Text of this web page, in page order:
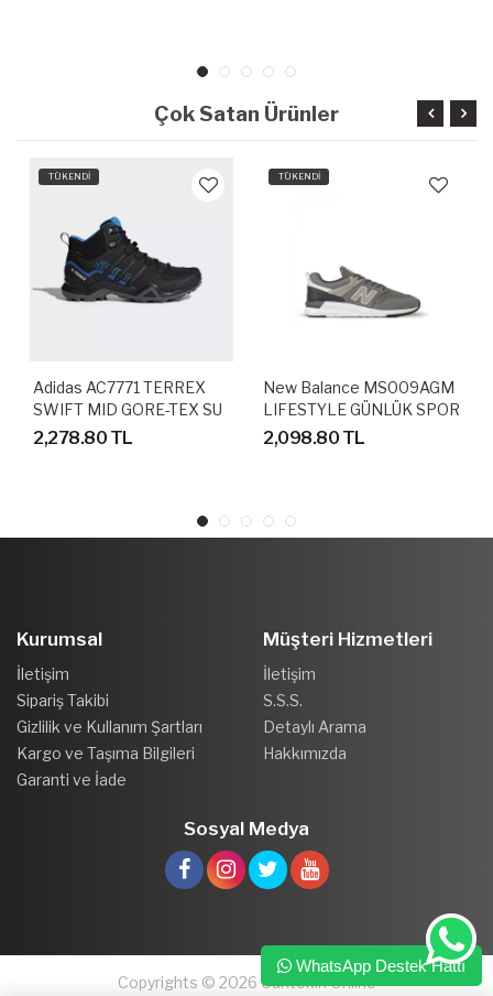
Çok Satan Ürünler
TÜKENDİ
Adidas AC7771 TERREX
SWIFT MID GORE-TEX SU
GEÇİRMEZ OUTDOOR
AYAKKABI
2,278.80 TL
TÜKENDİ
New Balance MS009AGM
LIFESTYLE GÜNLÜK SPOR
AYAKKABI
2,098.80 TL
Kurumsal
İletişim
Sipariş Takibi
Gizlilik ve Kullanım Şartları
Kargo ve Taşıma Bilgileri
Garanti ve İade
Müşteri Hizmetleri
İletişim
S.S.S.
Detaylı Arama
Hakkımızda
Sosyal Medya
Copyrights © 2026 Cantekin Online
WhatsApp Destek Hattı